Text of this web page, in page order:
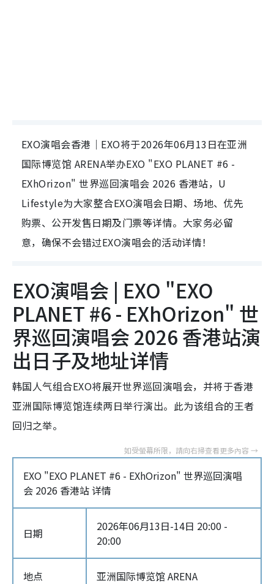
EXO演唱会香港｜EXO将于2026年06月13日在亚洲
国际博览馆 ARENA举办EXO "EXO PLANET #6 -
EXhOrizon" 世界巡回演唱会 2026 香港站，U
Lifestyle为大家整合EXO演唱会日期、场地、优先
购票、公开发售日期及门票等详情。大家务必留
意，确保不会错过EXO演唱会的活动详情！
EXO演唱会 | EXO "EXO
PLANET #6 - EXhOrizon" 世
界巡回演唱会 2026 香港站演
出日子及地址详情
韩国人气组合EXO将展开世界巡回演唱会，并将于香港
亚洲国际博览馆连续两日举行演出。此为该组合的王者
回归之举。
EXO "EXO PLANET #6 - EXhOrizon" 世界巡回演唱
会 2026 香港站 详情
日期
2026年06月13日-14日 20:00 -
20:00
地点 亚洲国际博览馆 ARENA